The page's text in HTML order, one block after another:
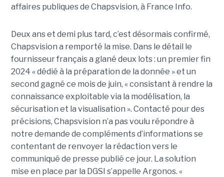
affaires publiques de Chapsvision, à France Info.
Deux ans et demi plus tard, c’est désormais confirmé,
Chapsvision a remporté la mise. Dans le détail le
fournisseur français a glané deux lots : un premier fin
2024 « dédié à la préparation de la donnée » et un
second gagné ce mois de juin, « consistant à rendre la
connaissance exploitable via la modélisation, la
sécurisation et la visualisation ». Contacté pour des
précisions, Chapsvision n’a pas voulu répondre à
notre demande de compléments d’informations se
contentant de renvoyer la rédaction vers le
communiqué de presse publié ce jour. La solution
mise en place par la DGSI s’appelle Argonos. «